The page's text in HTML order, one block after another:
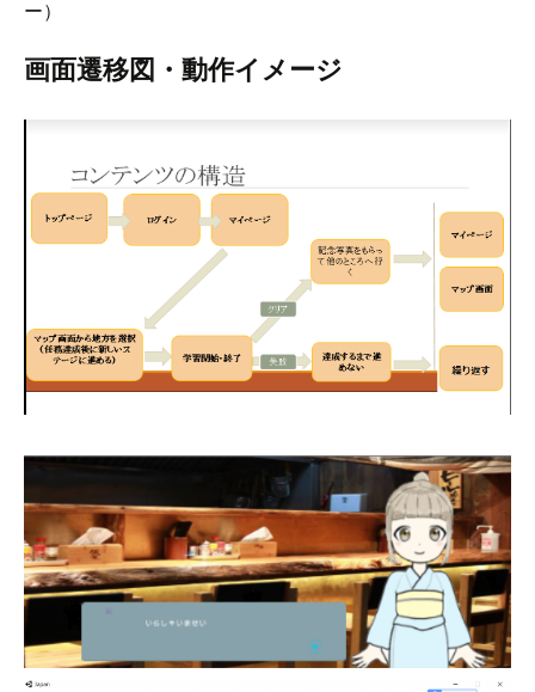
ー）
画面遷移図・動作イメージ